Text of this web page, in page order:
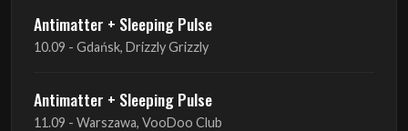
Antimatter + Sleeping Pulse
10.09 - Gdańsk, Drizzly Grizzly
Antimatter + Sleeping Pulse
11.09 - Warszawa, VooDoo Club